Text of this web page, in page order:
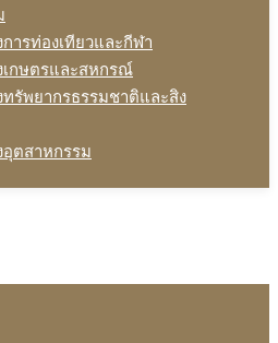
การท่องเทียวและกีฬา
เกษตรและสหกรณ์
ทรัพยากรธรรมชาติและสิง
อุตสาหกรรม